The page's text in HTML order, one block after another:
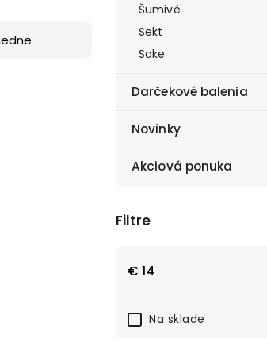
Šumivé
Sekt
Sake
Darčekové balenia
Novinky
Akciová ponuka
Filtre
€ 14
Na sklade